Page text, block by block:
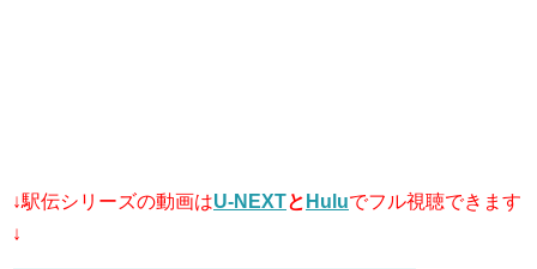
↓駅伝シリーズの動画はU-NEXTと Huluでフル視聴できます
↓